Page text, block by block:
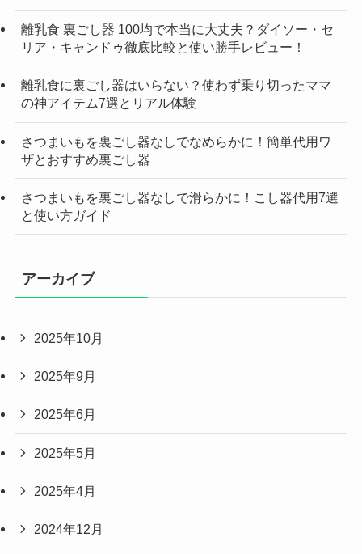
離乳食 裏ごし器 100均で本当に大丈夫？ダイソー・セ
リア・キャンドゥ徹底比較と使い勝手レビュー！
離乳食に裏ごし器はいらない？使わず乗り切ったママ
の神アイテム7選とリアル体験
さつまいもを裏ごし器なしでなめらかに！簡単代用ワ
ザとおすすめ裏ごし器
さつまいもを裏ごし器なしで滑らかに！こし器代用7選
と使い方ガイド
アーカイブ
2025年10月
2025年9月
2025年6月
2025年5月
2025年4月
2024年12月